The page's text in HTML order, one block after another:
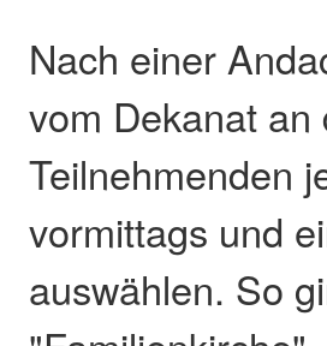
Nach einer
vom Dekanat
Teilnehmenden
vormittags und
auswählen. So